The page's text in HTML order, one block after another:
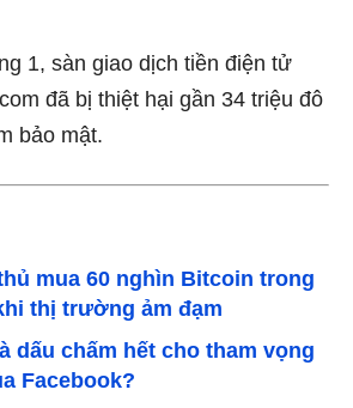
1, sàn giao dịch tiền điện tử
đã bị thiệt hại gần 34 triệu đô
bảo mật.
mua 60 nghìn Bitcoin trong
thị trường ảm đạm
dấu chấm hết cho tham vọng
Facebook?